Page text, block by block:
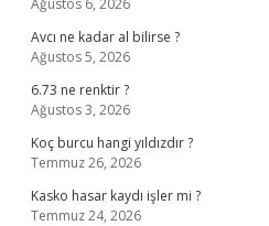
Ağustos 6, 2026
Avcı ne kadar al bilirse ?
Ağustos 5, 2026
6.73 ne renktir ?
Ağustos 3, 2026
Koç burcu hangi yıldızdır ?
Temmuz 26, 2026
Kasko hasar kaydı işler mi ?
Temmuz 24, 2026